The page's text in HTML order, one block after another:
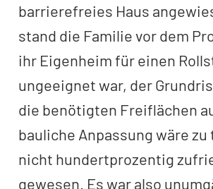
barrierefreies Haus
stand die Familie vor dem
ihr Eigenheim für einen
ungeeignet war, der
die benötigten Freiflächen
bauliche Anpassung wäre zu
nicht hundertprozentig
gewesen. Es war also